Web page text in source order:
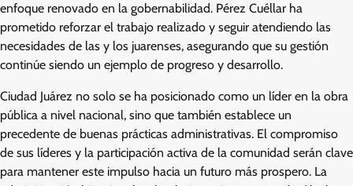
enfoque renovado en la gobernabilidad. Pérez Cuéllar ha
prometido reforzar el trabajo realizado y seguir atendiendo las
necesidades de las y los juarenses, asegurando que su gestión
continúe siendo un ejemplo de progreso y desarrollo.
Ciudad Juárez no solo se ha posicionado como un líder en la obra
pública a nivel nacional, sino que también establece un
precedente de buenas prácticas administrativas. El compromiso
de sus líderes y la participación activa de la comunidad serán clave
para mantener este impulso hacia un futuro más prospero. La